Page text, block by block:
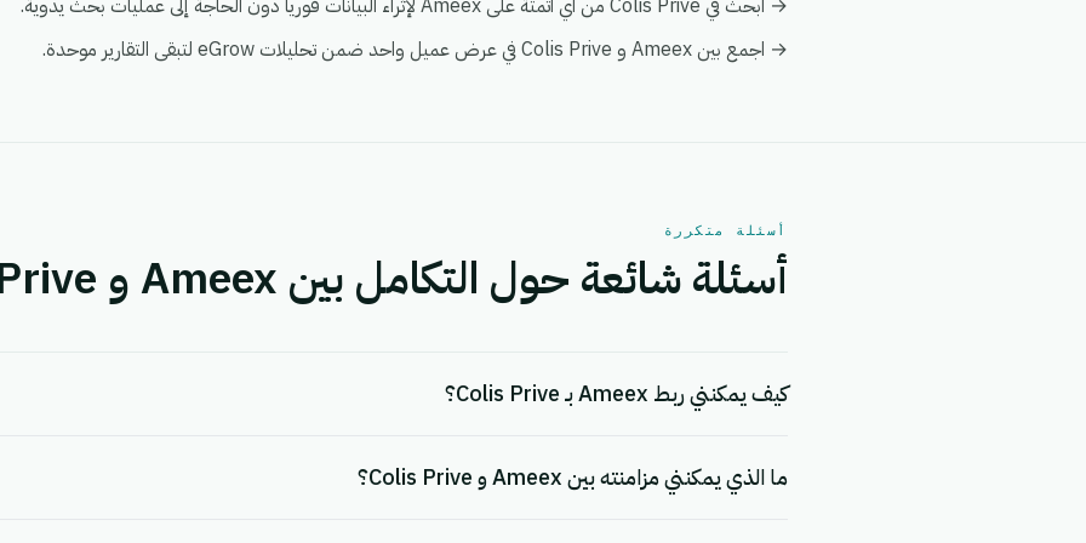
→ ابحث في Colis Prive من أي أتمتة على Ameex لإثراء البيانات فورياً دون الحاجة إلى عمليات بحث يدوية.
→ اجمع بين Ameex و Colis Prive في عرض عميل واحد ضمن تحليلات eGrow لتبقى التقارير موحدة.
أسئلة متكررة
أسئلة شائعة حول التكامل بين Ameex و Colis Prive.
كيف يمكنني ربط Ameex بـ Colis Prive؟
ما الذي يمكنني مزامنته بين Ameex و Colis Prive؟